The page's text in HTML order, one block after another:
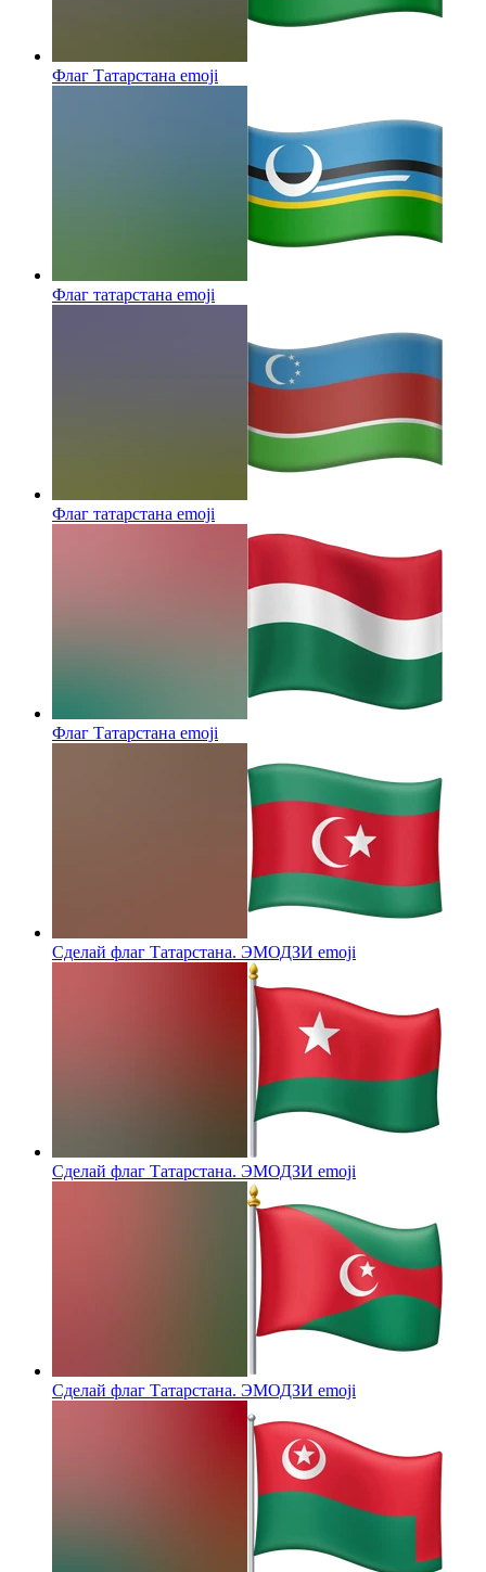
Флаг Татарстана emoji
Флаг татарстана emoji
Флаг татарстана emoji
Флаг Татарстана emoji
Сделай флаг Татарстана. ЭМОДЗИ emoji
Сделай флаг Татарстана. ЭМОДЗИ emoji
Сделай флаг Татарстана. ЭМОДЗИ emoji